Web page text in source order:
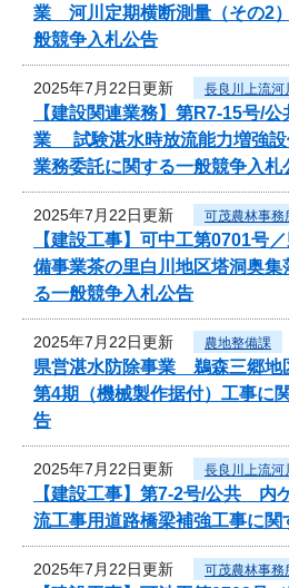
業 河川定期横断測量（その2
般競争入札公告
2025年7月22日更新 長良川上流河
【建設関連業務】第R7-15号/
業 試験湛水時放流能力増強設
業務委託に関する一般競争入札
2025年7月22日更新 可茂農林事務
【建設工事】可中工第0701号
備事業茶の里白川地区塔洞奥
る一般競争入札公告
2025年7月22日更新 農地整備課
県営湛水防除事業 鵜森三郷
第4期（機械製作据付）工事に
告
2025年7月22日更新 長良川上流河
【建設工事】第7-2号/公共
流工事用道路橋梁補強工事に
2025年7月22日更新 可茂農林事務